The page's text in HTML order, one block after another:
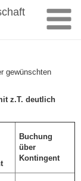
gewünschten
z.T. deutlich
Buchung
über
Kontingent